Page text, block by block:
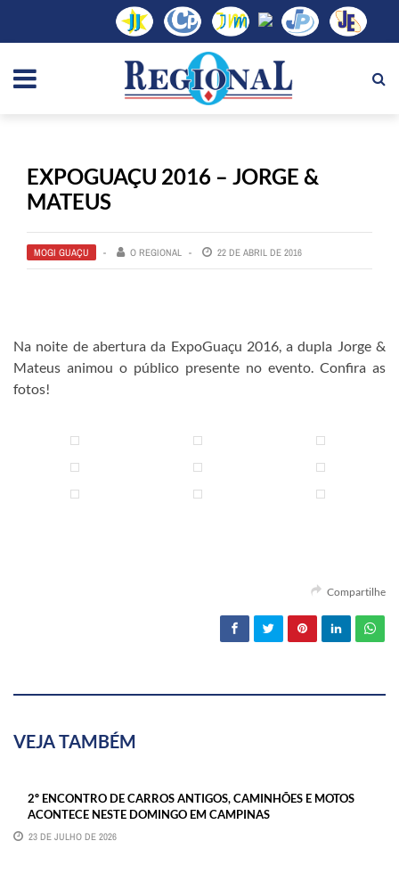
EXPOGUAÇU 2016 – JORGE &
MATEUS
MOGI GUAÇU O REGIONAL 22 DE ABRIL DE 2016
Na noite de abertura da ExpoGuaçu 2016, a dupla Jorge &
Mateus animou o público presente no evento. Confira as
fotos!
Compartilhe
VEJA TAMBÉM
2º ENCONTRO DE CARROS ANTIGOS, CAMINHÕES E MOTOS
ACONTECE NESTE DOMINGO EM CAMPINAS
23 DE JULHO DE 2026